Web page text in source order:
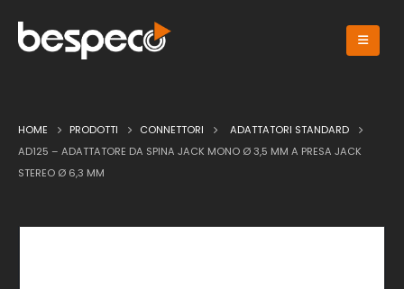
HOME PRODOTTI CONNETTORI
ADATTATORI STANDARD
AD125 – ADATTATORE DA SPINA JACK MONO Ø 3,5 MM A PRESA JACK
STEREO Ø 6,3 MM